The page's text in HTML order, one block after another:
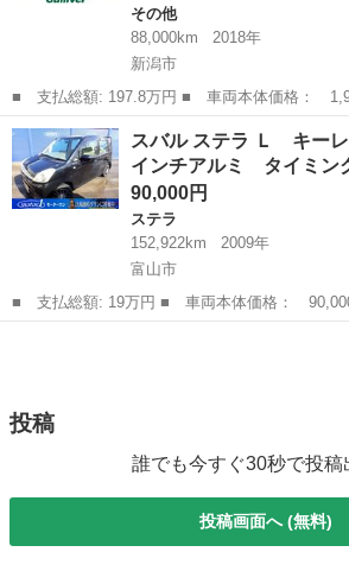
その他
88,000km
2018年
新潟市
■ 支払総額: 197.8万円 ■ 車両本体価格： 1,902,000 円 ■ メーカ
ー名： スバル ■ 車種名： レガシィアウト
名： Ｘ－ブレイク Ｂｌｕｅｔｏｏｔｈ接
ＩＳＯＦＩ...
新潟 新潟市
スバル ステラ Ｌ キー
インチアルミ タイミン
90,000円
ステラ
152,922km
2009年
富山市
■ 支払総額: 19万円 ■ 車両本体価格： 90,000 円 ■ メーカー
名： スバル ■ 車種名： ステラ ■ グレー
ス ＣＤ 社外１４インチアルミ タイミング
投稿
誰でも今すぐ30秒で投稿
投稿画面へ (無料)